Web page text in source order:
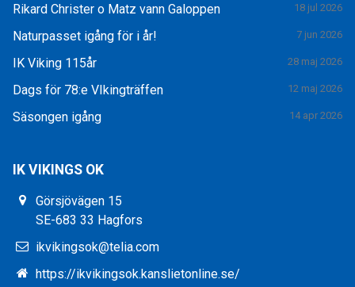
Rikard Christer o Matz vann Galoppen 18 jul 2026
Naturpasset igång för i år! 7 jun 2026
IK Viking 115år 28 maj 2026
Dags för 78:e VIkingträffen 12 maj 2026
Säsongen igång 14 apr 2026
IK VIKINGS OK
Görsjövägen 15
SE-683 33 Hagfors
ikvikingsok@telia.com
https://ikvikingsok.kanslietonline.se/